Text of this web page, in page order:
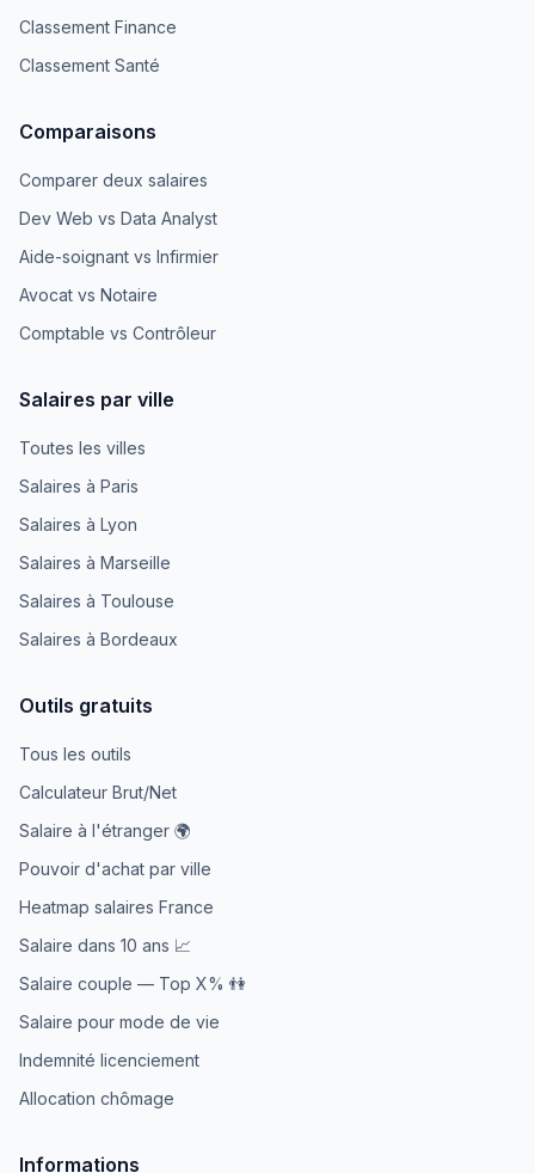
Classement Finance
Classement Santé
Comparaisons
Comparer deux salaires
Dev Web vs Data Analyst
Aide-soignant vs Infirmier
Avocat vs Notaire
Comptable vs Contrôleur
Salaires par ville
Toutes les villes
Salaires à Paris
Salaires à Lyon
Salaires à Marseille
Salaires à Toulouse
Salaires à Bordeaux
Outils gratuits
Tous les outils
Calculateur Brut/Net
Salaire à l'étranger 🌍
Pouvoir d'achat par ville
Heatmap salaires France
Salaire dans 10 ans 📈
Salaire couple — Top X% 👫
Salaire pour mode de vie
Indemnité licenciement
Allocation chômage
Informations